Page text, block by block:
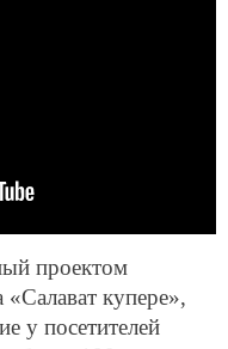
проектом
купере»,
у посетителей